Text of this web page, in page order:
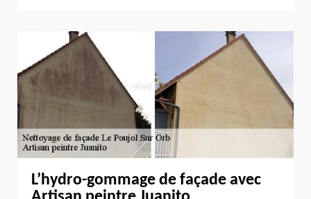
L’hydro-gommage de façade avec